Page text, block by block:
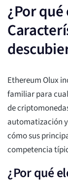
¿Por
Ethereum Olux
familiar para
de
automatización
cómo sus
competencia
¿Por qué